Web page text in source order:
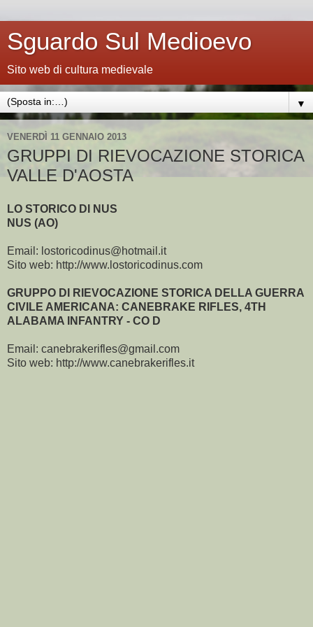
Sguardo Sul Medioevo
Sito web di cultura medievale
▼
VENERDÌ 11 GENNAIO 2013
GRUPPI DI RIEVOCAZIONE STORICA
VALLE D'AOSTA
LO STORICO DI NUS
NUS (AO)
Email: lostoricodinus@hotmail.it
Sito web: http://www.lostoricodinus.com
GRUPPO DI RIEVOCAZIONE STORICA DELLA GUERRA
CIVILE AMERICANA: CANEBRAKE RIFLES, 4TH
ALABAMA INFANTRY - CO D
Email: canebrakerifles@gmail.com
Sito web: http://www.canebrakerifles.it